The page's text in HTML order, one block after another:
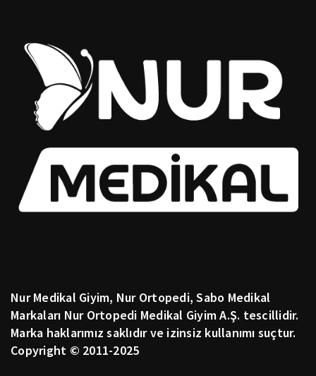
Nur Medikal Giyim, Nur Ortopedi, Sabo Medikal
Markaları Nur Ortopedi Medikal Giyim A.Ş. tescillidir.
Marka haklarımız saklıdır ve izinsiz kullanımı suçtur.
Copyright © 2011-2025